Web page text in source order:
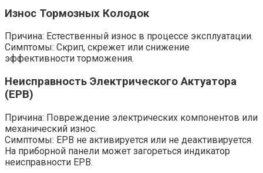
Износ Тормозных Колодок
Причина: Естественный износ в процессе эксплуатации.
Симптомы: Скрип, скрежет или снижение
эффективности торможения.
Неисправность Электрического Актуатора
(EPB)
Причина: Повреждение электрических компонентов или
механический износ.
Симптомы: EPB не активируется или не деактивируется.
На приборной панели может загореться индикатор
неисправности EPB.